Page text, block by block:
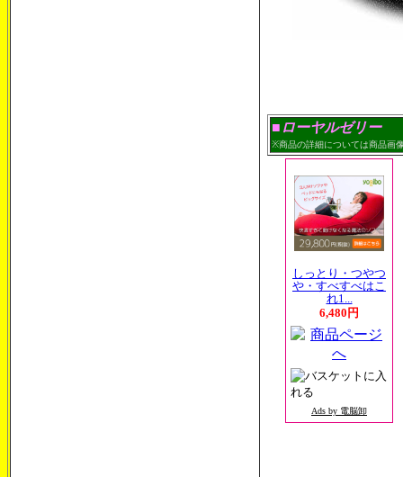
■ローヤルゼリー
※商品の詳細については商品画
しっとり・つやつ
や・すべすべはこ
れ1...
6,480円
Ads by 電脳卸